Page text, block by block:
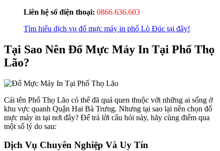
Liên hệ số điện thoại: 0866.636.603
Tìm hiểu dịch vụ đổ mực máy in phố Lò Đúc tại đây!
Tại Sao Nên Đổ Mực Máy In Tại Phố Thọ
Lão?
Cái tên Phố Thọ Lão có thể đã quá quen thuộc với những ai sống ở
khu vực quanh Quận Hai Bà Trưng. Nhưng tại sao lại nên chọn đổ
mực máy in tại nơi đây? Để trả lời câu hỏi này, hãy cùng điểm qua
một số lý do sau:
Dịch Vụ Chuyên Nghiệp Và Uy Tín